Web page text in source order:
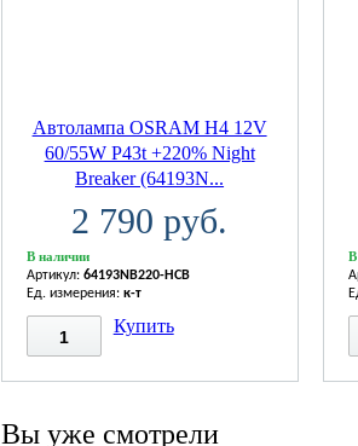
Автолампа OSRAM H4 12V
60/55W P43t +220% Night
Breaker (64193N...
2 790 руб.
В наличии
Артикул: 64193NB220-HCB
Ед. измерения: к-т
Купить
В
Вы уже смотрели